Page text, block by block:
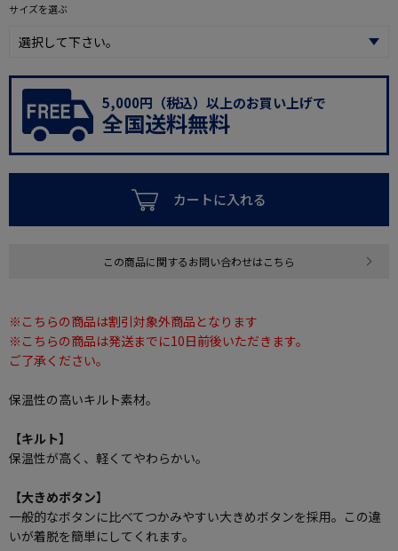
サイズを選ぶ
5,000円（税込）以上のお買い上げで
全国送料無料
カートに入れる
この商品に関するお問い合わせはこちら
※こちらの商品は割引対象外商品となります
※こちらの商品は発送までに10日前後いただきます。
ご了承ください。
保温性の高いキルト素材。
【キルト】
保温性が高く、軽くてやわらかい。
【大きめボタン】
一般的なボタンに比べてつかみやすい大きめボタンを採用。この違
いが着脱を簡単にしてくれます。